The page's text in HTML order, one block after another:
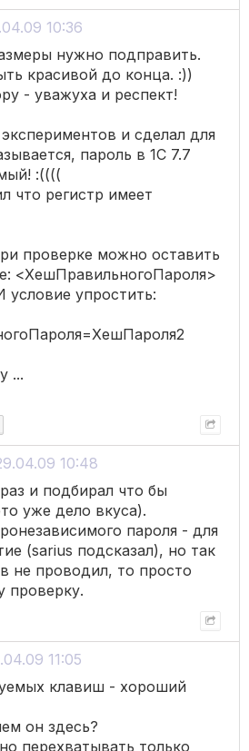
10:36
нужно подправить.
красивой до конца. :))
- уважуха и респект!
и сделал для
пароль в 1С 7.7
:((((
что регистр имеет
проверке можно оставить
<ХешПравильногоПароля>
упростить:
...
10:48
и подбирал что бы
уже дело вкуса).
пароля - для
(sarius подсказал), но так
не проводил, то просто
проверку.
11:05
клавиш - хороший
он здесь?
перехватывать только